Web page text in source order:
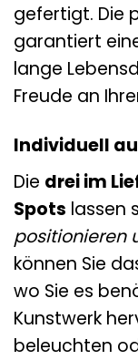
gefertigt. Die
garantiert
lange
Freude an
Individuell
Die drei im
Spots lassen
positionieren
können Sie
wo Sie es
Kunstwerk
beleuchten